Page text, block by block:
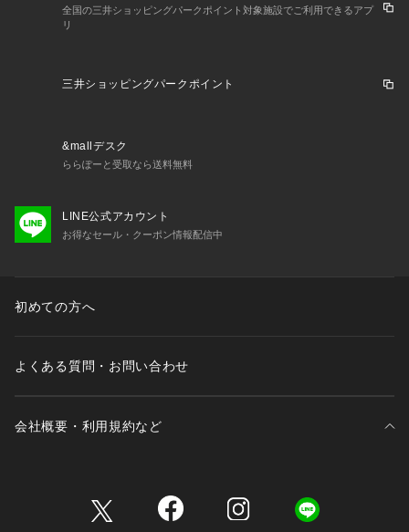
全国の三井ショッピングパークポイント対象施設でご利用できるアプ
リ
三井ショッピングパークポイント
&mallデスク
ららぽーと受取なら送料無料
LINE公式アカウント
お得なセール・クーポン情報配信中
初めての方へ
よくある質問・お問い合わせ
会社概要・利用規約など